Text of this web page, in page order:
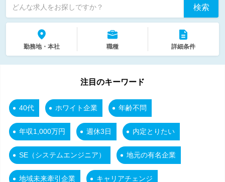
どんな求人をお探しですか？ 検索
勤務地・本社 職種 詳細条件
注目のキーワード
40代 ホワイト企業 年齢不問
年収1,000万円 週休3日 内定とりたい
SE（システムエンジニア） 地元の有名企業
地域未来牽引企業 キャリアチェンジ